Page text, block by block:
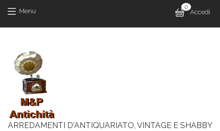
Menu
0
Accedi
ARREDAMENTI D'ANTIQUARIATO, VINTAGE E SHABBY